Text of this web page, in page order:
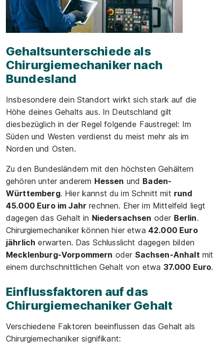
Gehaltsunterschiede als
Chirurgiemechaniker nach
Bundesland
Insbesondere dein Standort wirkt sich stark auf die
Höhe deines Gehalts aus. In Deutschland gilt
diesbezüglich in der Regel folgende Faustregel: Im
Süden und Westen verdienst du meist mehr als im
Norden und Osten.
Zu den Bundesländern mit den höchsten Gehältern
gehören unter anderem Hessen und Baden-
Württemberg. Hier kannst du im Schnitt mit rund
45.000 Euro im Jahr rechnen. Eher im Mittelfeld liegt
dagegen das Gehalt in Niedersachsen oder Berlin.
Chirurgiemechaniker können hier etwa 42.000 Euro
jährlich erwarten. Das Schlusslicht dagegen bilden
Mecklenburg-Vorpommern oder Sachsen-Anhalt mit
einem durchschnittlichen Gehalt von etwa 37.000 Euro.
Einflussfaktoren auf das
Chirurgiemechaniker Gehalt
Verschiedene Faktoren beeinflussen das Gehalt als
Chirurgiemechaniker signifikant: